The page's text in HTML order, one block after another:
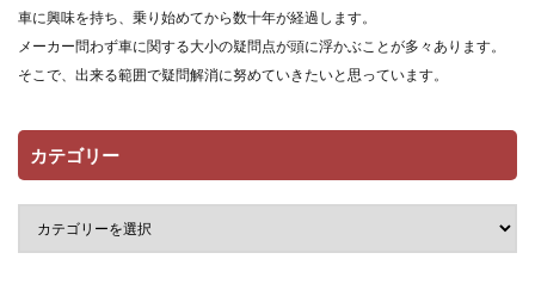
車に興味を持ち、乗り始めてから数十年が経過します。
メーカー問わず車に関する大小の疑問点が頭に浮かぶことが多々あります。
そこで、出来る範囲で疑問解消に努めていきたいと思っています。
カテゴリー